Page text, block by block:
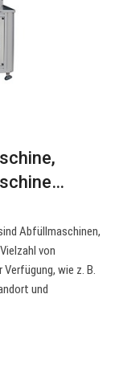
Abfüllmaschinen,
von
wie z. B.
und